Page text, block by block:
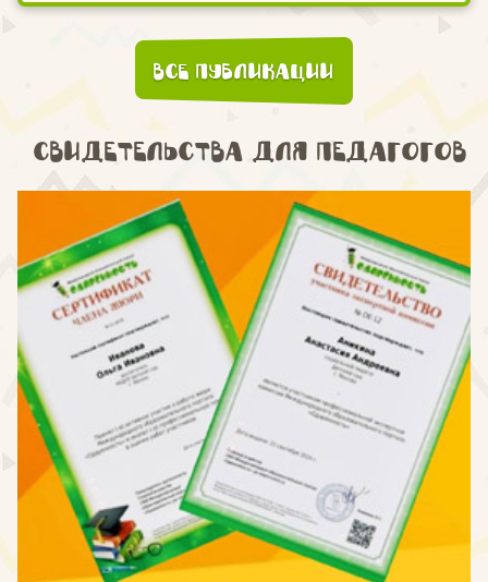
Все публикации
Свидетельства для педагогов